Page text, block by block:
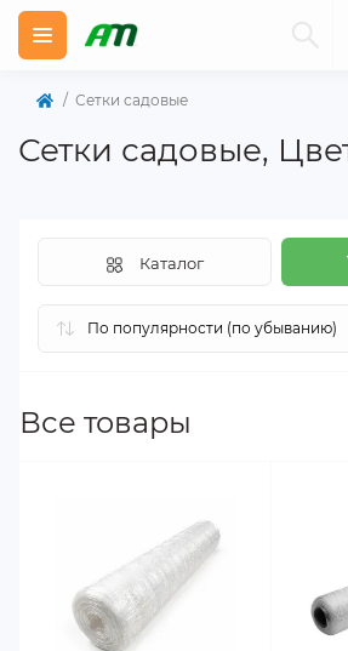
Сетки садовые
Сетки садовые,
Каталог
Все товары